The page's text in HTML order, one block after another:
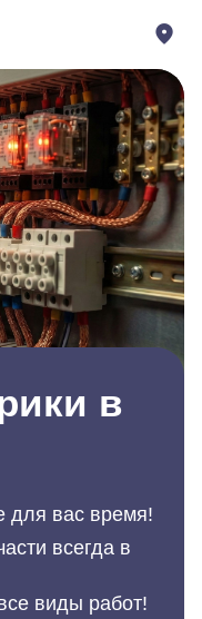
в
для вас время!
всегда в
виды работ!